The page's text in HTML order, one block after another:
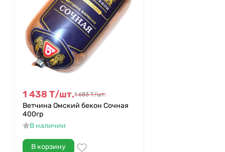
1 438 Т/шт.1 683 Т/шт.
Ветчина Омский бекон Сочная
400гр
В наличии
В корзину